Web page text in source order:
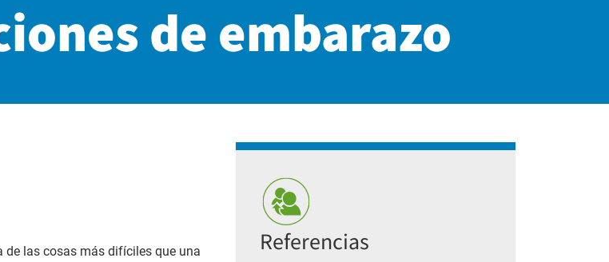
de embarazo
de las cosas más difíciles que una
Referencias